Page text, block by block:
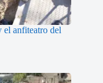
el anfiteatro del